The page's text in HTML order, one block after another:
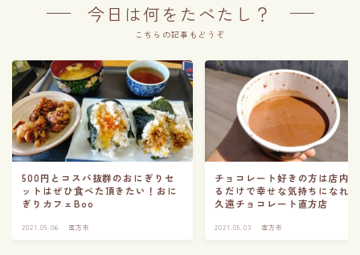
今日は何をたべたし？
こちらの記事もどうぞ
500円とコスパ抜群のおにぎりセ
ットはぜひ食べた頂きたい！おに
ぎりカフェBoo
2021.05.06 直方市
チョコレート好きの方は店内
るだけで幸せな気持ちになれ
久遠チョコレート直方店
2021.05.03 直方市